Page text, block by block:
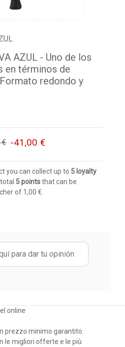
AZUL - Uno de los
en términos de
redondo y
€ -41,00 €
you can collect up to 5 loyalty
total 5pointsthat can be
of 1,00 €
para dar tu opinión
online
prezzo minimo garantito.
le migliori offerte e le più